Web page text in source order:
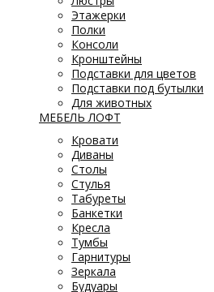
Этажерки
Полки
Консоли
Кронштейны
Подставки для цветов
Подставки под бутылки
Для животных
МЕБЕЛЬ ЛОФТ
Кровати
Диваны
Столы
Стулья
Табуреты
Банкетки
Кресла
Тумбы
Гарнитуры
Зеркала
Будуары